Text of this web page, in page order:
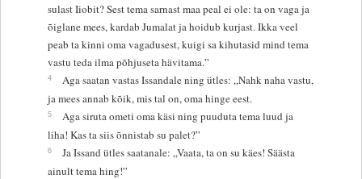
sulast Iiobit? Sest tema sarnast maa peal ei ole: ta on vaga ja
õiglane mees, kardab Jumalat ja hoidub kurjast. Ikka veel
peab ta kinni oma vagadusest, kuigi sa kihutasid mind tema
vastu teda ilma põhjuseta hävitama.”
4
Aga saatan vastas Issandale ning ütles: „Nahk naha vastu,
ja mees annab kõik, mis tal on, oma hinge eest.
5
Aga siruta ometi oma käsi ning puuduta tema luud ja
liha! Kas ta siis õnnistab su palet?”
6
Ja Issand ütles saatanale: „Vaata, ta on su käes! Säästa
ainult tema hing!”